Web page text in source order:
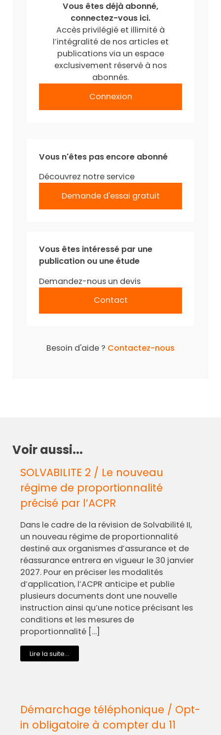
Vous êtes déjà abonné,
connectez-vous ici.
Accès privilégié et illimité à
l’intégralité de nos articles et
publications via un espace
exclusivement réservé à nos
abonnés.
Connexion
Vous n'êtes pas encore abonné
Découvrez notre service
Demande d'essai gratuit
Vous êtes intéressé par une
publication ou une étude
Demandez-nous un devis
Contact
Besoin d'aide ? Contactez-nous
Voir aussi...
SOLVABILITE 2 / Le nouveau
régime de proportionnalité
précisé par l’ACPR
Dans le cadre de la révision de Solvabilité II,
un nouveau régime de proportionnalité
destiné aux organismes d’assurance et de
réassurance entrera en vigueur le 30 janvier
2027. Pour en préciser les modalités
d’application, l’ACPR anticipe et publie
plusieurs documents dont une nouvelle
instruction ainsi qu’une notice précisant les
conditions et les mesures de
proportionnalité […]
Lire la suite...
Démarchage téléphonique / Opt-
in obligatoire à compter du 11